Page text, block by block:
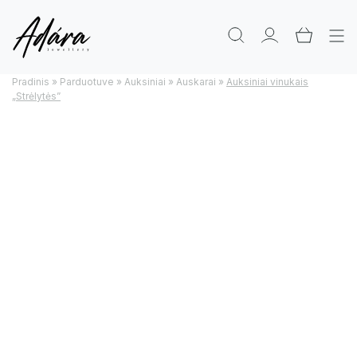
Pradinis » Parduotuve » Auksiniai » Auskarai » Auksiniai vinukais
„Strėlytės”